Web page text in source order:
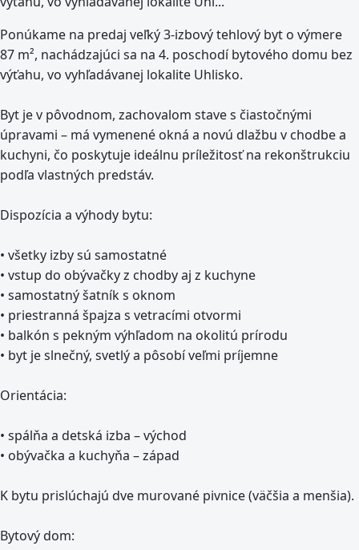
Ponúkame na predaj veľký 3-izbový tehlový byt o výmere
87 m², nachádzajúci sa na 4. poschodí bytového domu bez
výťahu, vo vyhľadávanej lokalite Uhlisko.
Byt je v pôvodnom, zachovalom stave s čiastočnými
úpravami – má vymenené okná a novú dlažbu v chodbe a
kuchyni, čo poskytuje ideálnu príležitosť na rekonštrukciu
podľa vlastných predstáv.
Dispozícia a výhody bytu:
• všetky izby sú samostatné
• vstup do obývačky z chodby aj z kuchyne
• samostatný šatník s oknom
• priestranná špajza s vetracími otvormi
• balkón s pekným výhľadom na okolitú prírodu
• byt je slnečný, svetlý a pôsobí veľmi príjemne
Orientácia:
• spálňa a detská izba – východ
• obývačka a kuchyňa – západ
K bytu prislúchajú dve murované pivnice (väčšia a menšia).
Bytový dom: